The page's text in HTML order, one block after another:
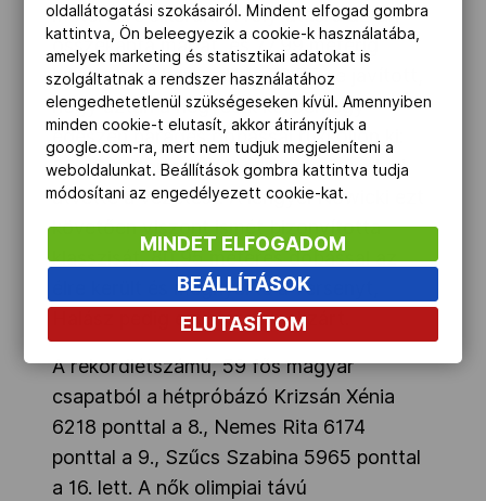
méteresre sikerült. A folytatásra aztán
összekapta magát, és 77,99 méterig
jutott, majd harmadikra 78,55-re javított,
hogy aztán a negyedik körben egy
egészen parádés dobással rukkoljon ki:
80,49 méterig repült a kalapács, amivel
átvette a vezetést. A lengyel Nowicki ezt
követően viszont ismét bizonyította
klasszisát, 80,95 méteres dobással az
élre került és megnyerte a versenyt,
Halász pedig ezüstéremmel zárt.
A rekordlétszámú, 59 fős magyar
csapatból a hétpróbázó Krizsán Xénia
6218 ponttal a 8., Nemes Rita 6174
ponttal a 9., Szűcs Szabina 5965 ponttal
a 16. lett. A nők olimpiai távú
oldallátogatási szokásairól. Mindent elfogad gombra
kattintva, Ön beleegyezik a cookie-k használatába,
amelyek marketing és statisztikai adatokat is
szolgáltatnak a rendszer használatához
elengedhetetlenül szükségeseken kívül. Amennyiben
minden cookie-t elutasít, akkor átirányítjuk a
google.com-ra, mert nem tudjuk megjeleníteni a
weboldalunkat. Beállítások gombra kattintva tudja
módosítani az engedélyezett cookie-kat.
MINDET ELFOGADOM
BEÁLLÍTÁSOK
ELUTASÍTOM